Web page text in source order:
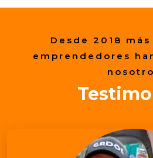
Desde 2018
emprendedores